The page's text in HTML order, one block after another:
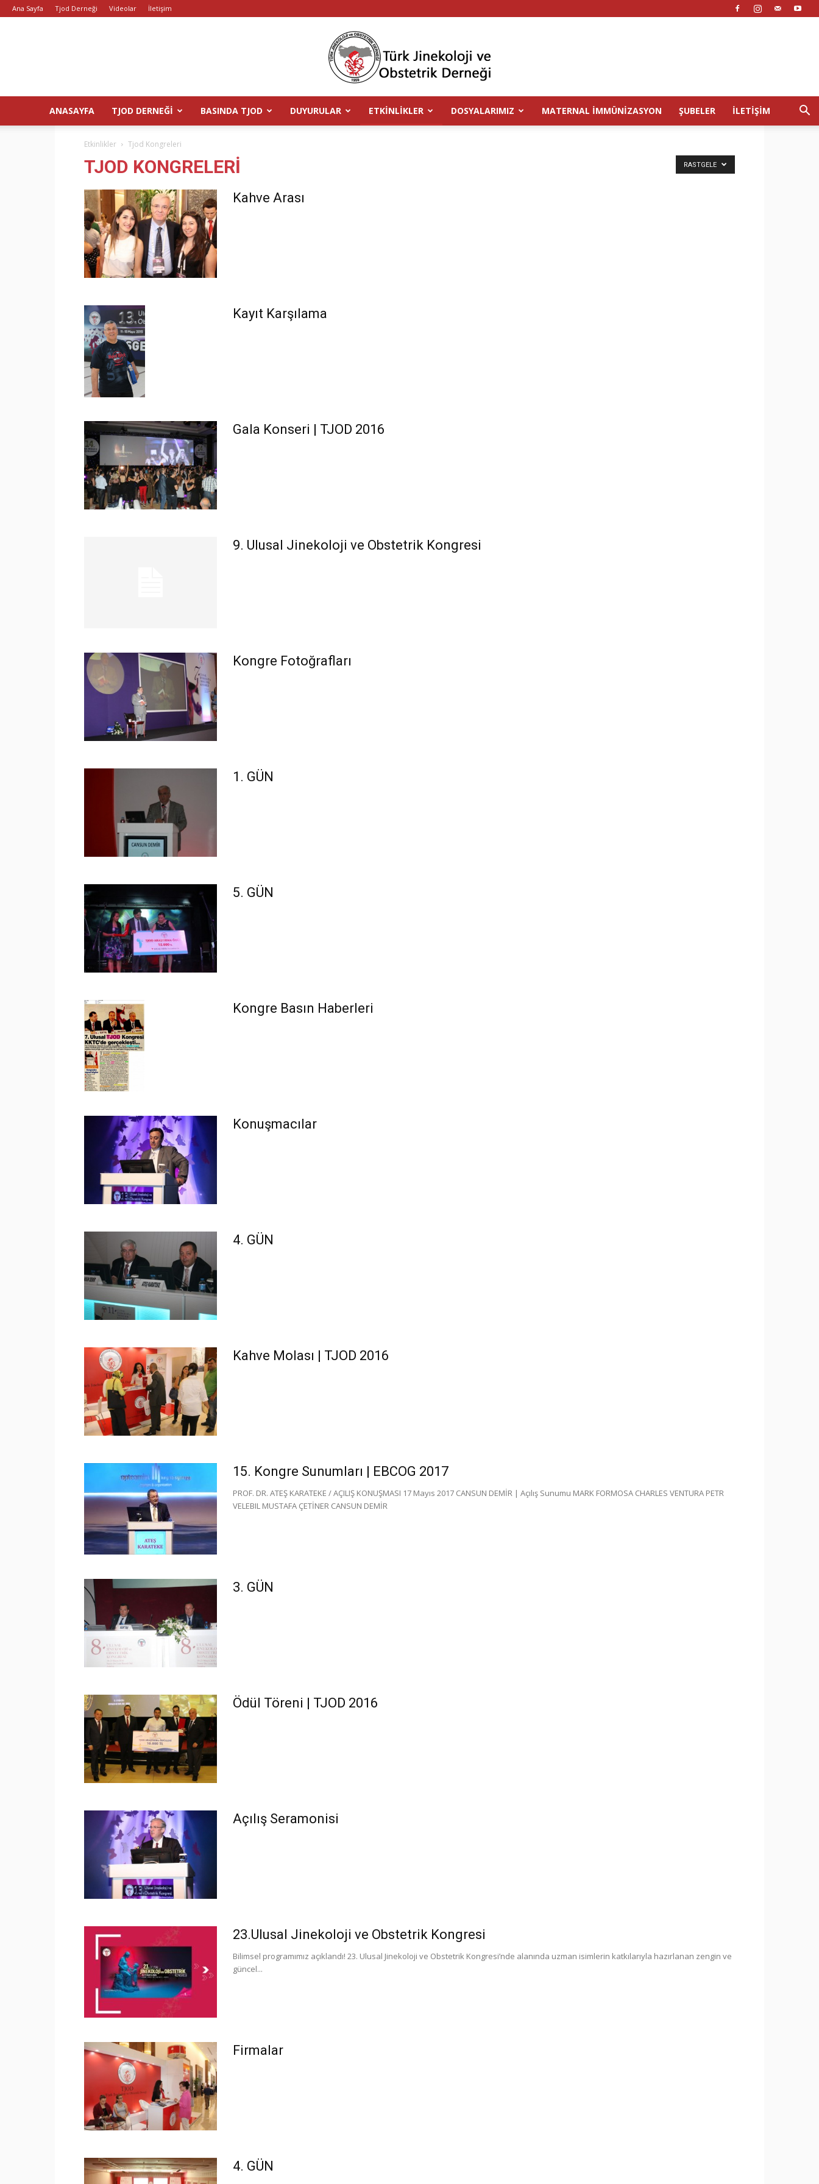
Ana Sayfa Tjod Derneği Videolar İletişim
TJOD
ANASAYFA TJOD DERNEĞI BASINDA TJOD DUYURULAR ETKINLIKLER DOSYALARIMIZ MATERNAL İMMÜNIZASYON ŞUBELER İLETIŞIM
Etkinlikler Tjod Kongreleri
TJOD KONGRELERI RASTGELE
Kahve Arası
Kayıt Karşılama
Gala Konseri | TJOD 2016
9. Ulusal Jinekoloji ve Obstetrik Kongresi
Kongre Fotoğrafları
1. GÜN
5. GÜN
Kongre Basın Haberleri
Konuşmacılar
4. GÜN
Kahve Molası | TJOD 2016
15. Kongre Sunumları | EBCOG 2017
PROF. DR. ATEŞ KARATEKE / AÇILIŞ KONUŞMASI 17 Mayıs 2017 CANSUN DEMİR | Açılış Sunumu MARK FORMOSA CHARLES VENTURA PETR
VELEBIL MUSTAFA ÇETİNER CANSUN DEMİR
3. GÜN
Ödül Töreni | TJOD 2016
Açılış Seramonisi
23.Ulusal Jinekoloji ve Obstetrik Kongresi
Bilimsel programımız açıklandı! 23. Ulusal Jinekoloji ve Obstetrik Kongresi’nde alanında uzman isimlerin katkılarıyla hazırlanan zengin ve
güncel...
Firmalar
4. GÜN